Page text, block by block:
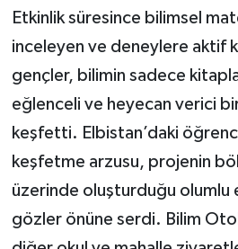
Etkinlik süresince bilimsel
inceleyen ve deneylere aktif
gençler, bilimin sadece
eğlenceli ve heyecan verici
keşfetti. Elbistan’daki
keşfetme arzusu, projenin
üzerinde oluşturduğu olumlu
gözler önüne serdi. Bilim